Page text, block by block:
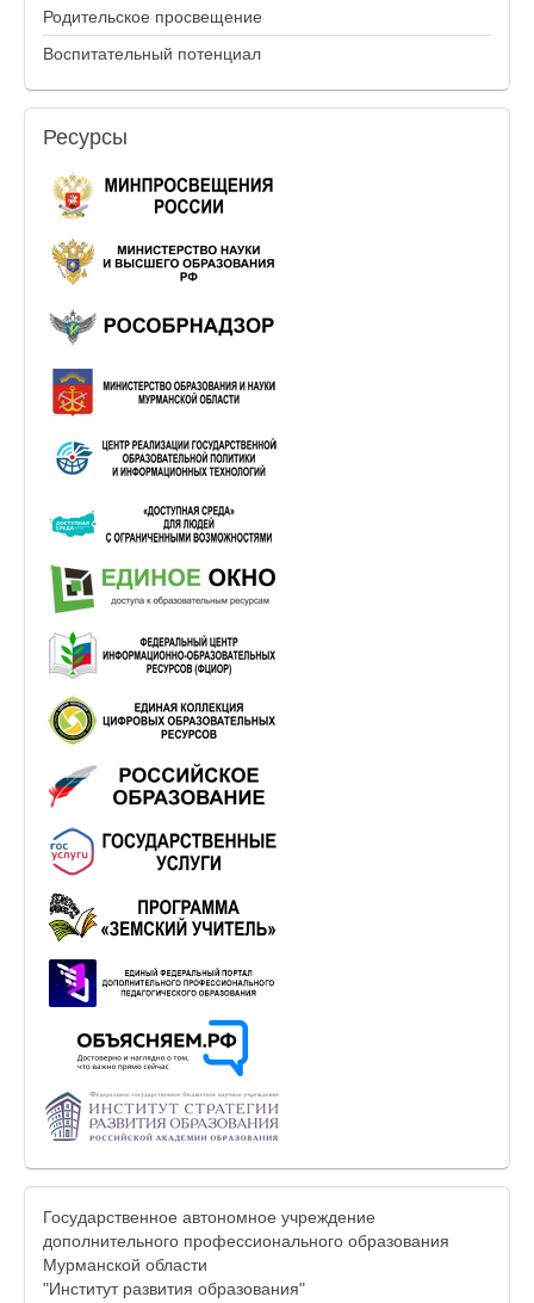
Родительское просвещение
Воспитательный потенциал
Ресурсы
Государственное автономное учреждение
дополнительного профессионального образования
Мурманской области
"Институт развития образования"